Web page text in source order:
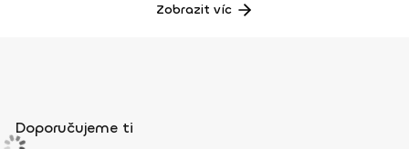
Zobrazit víc
Doporučujeme ti